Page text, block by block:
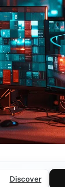
Discover